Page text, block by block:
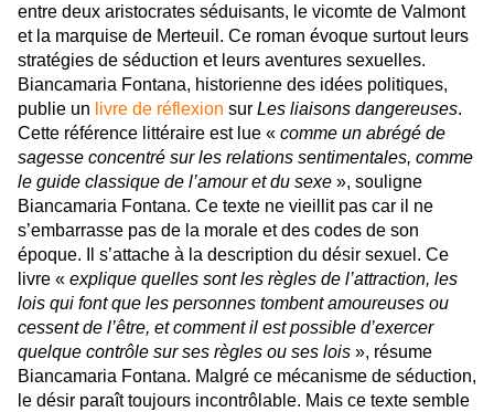
entre deux aristocrates séduisants, le vicomte de Valmont
et la marquise de Merteuil. Ce roman évoque surtout leurs
stratégies de séduction et leurs aventures sexuelles.
Biancamaria Fontana, historienne des idées politiques,
publie un livre de réflexion sur Les liaisons dangereuses.
Cette référence littéraire est lue « comme un abrégé de
sagesse concentré sur les relations sentimentales, comme
le guide classique de l’amour et du sexe », souligne
Biancamaria Fontana. Ce texte ne vieillit pas car il ne
s’embarrasse pas de la morale et des codes de son
époque. Il s’attache à la description du désir sexuel. Ce
livre « explique quelles sont les règles de l’attraction, les
lois qui font que les personnes tombent amoureuses ou
cessent de l’être, et comment il est possible d’exercer
quelque contrôle sur ses règles ou ses lois », résume
Biancamaria Fontana. Malgré ce mécanisme de séduction,
le désir paraît toujours incontrôlable. Mais ce texte semble